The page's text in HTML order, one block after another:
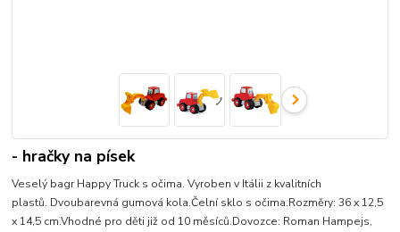
- hračky na písek
Veselý bagr Happy Truck s očima. Vyroben v Itálii z kvalitních
plastů. Dvoubarevná gumová kola.Čelní sklo s očima.Rozměry: 36 x 12,5
x 14,5 cm.Vhodné pro děti již od 10 měsíců.Dovozce: Roman Hampejs,